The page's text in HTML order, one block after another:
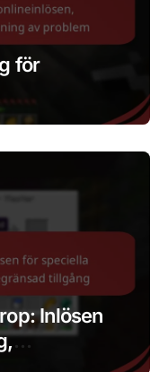
för
Felsökning
Inlösen